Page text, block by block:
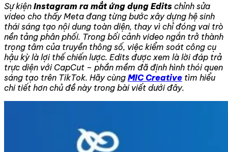
Sự kiện Instagram ra mắt ứng dụng Edits chỉnh sửa
video cho thấy Meta đang từng bước xây dựng hệ sinh
thái sáng tạo nội dung toàn diện, thay vì chỉ đóng vai trò
nền tảng phân phối. Trong bối cảnh video ngắn trở thành
trọng tâm của truyền thông số, việc kiểm soát công cụ
hậu kỳ là lợi thế chiến lược. Edits được xem là lời đáp trả
trực diện với CapCut – phần mềm đã định hình thói quen
sáng tạo trên TikTok. Hãy cùng MIC Creative tìm hiểu
chi tiết hơn chủ đề này trong bài viết dưới đây.